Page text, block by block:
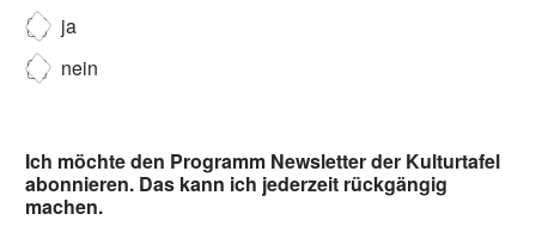
ja
nein
Ich möchte den Programm Newsletter der Kulturtafel
abonnieren. Das kann ich jederzeit rückgängig
machen.